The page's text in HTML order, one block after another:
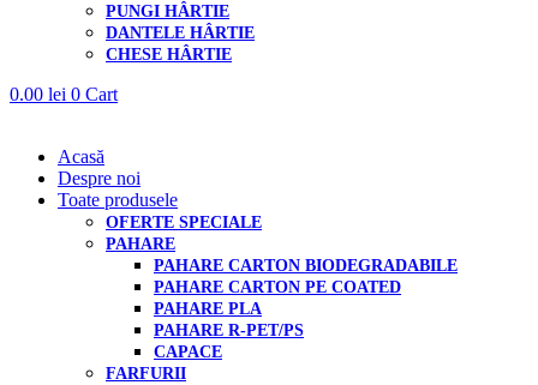
PUNGI HÂRTIE
DANTELE HÂRTIE
CHESE HÂRTIE
0.00 lei 0 Cart
Acasă
Despre noi
Toate produsele
OFERTE SPECIALE
PAHARE
PAHARE CARTON BIODEGRADABILE
PAHARE CARTON PE COATED
PAHARE PLA
PAHARE R-PET/PS
CAPACE
FARFURII